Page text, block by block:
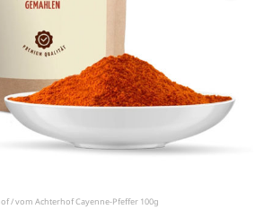
/ vom Achterhof Cayenne-Pfeffer 100g